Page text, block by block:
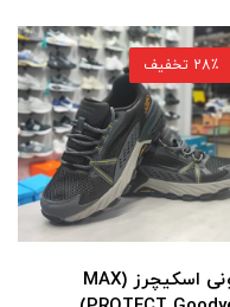
کتونی اسکیچرز (MAX
28٪ تخفیف